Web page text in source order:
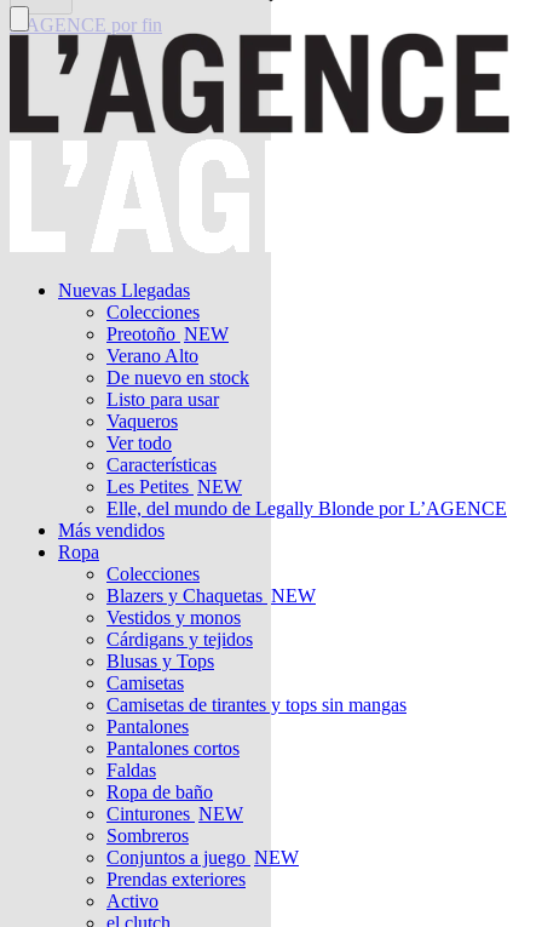
Nuevas Llegadas
Colecciones
Preotoño NEW
Verano Alto
De nuevo en stock
Listo para usar
Vaqueros
Ver todo
Características
Les Petites NEW
Elle, del mundo de Legally Blonde por L’AGENCE
Más vendidos
Ropa
Colecciones
Blazers y Chaquetas NEW
Vestidos y monos
Cárdigans y tejidos
Blusas y Tops
Camisetas
Camisetas de tirantes y tops sin mangas
Pantalones
Pantalones cortos
Faldas
Ropa de baño
Cinturones NEW
Sombreros
Conjuntos a juego NEW
Prendas exteriores
Activo
el clutch
L'AGENCE por fin